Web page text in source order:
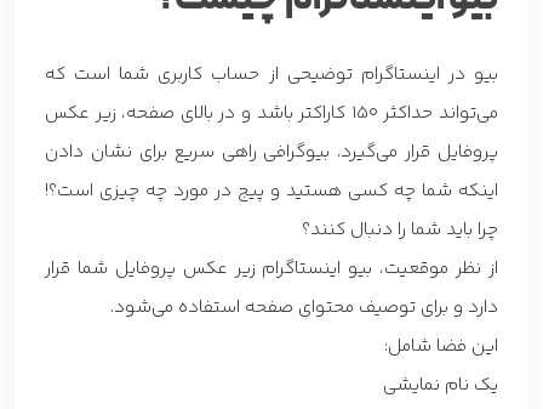
بیو در اینستاگرام توضیحی از حساب کاربری شما است که
می‌تواند حداکثر ۱۵۰ کاراکتر باشد و در بالای صفحه، زیر عکس
پروفایل قرار می‌گیرد. بیوگرافی راهی سریع برای نشان دادن
اینکه شما چه کسی هستید و پیج در مورد چه چیزی است؟!
چرا باید شما را دنبال کنند؟
از نظر موقعیت، بیو اینستاگرام زیر عکس پروفایل شما قرار
دارد و برای توصیف محتوای صفحه استفاده می‌شود.
این فضا شامل:
یک نام نمایشی